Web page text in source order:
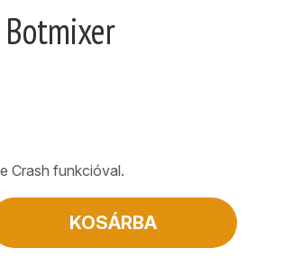
Crash funkcióval.
KOSÁRBA